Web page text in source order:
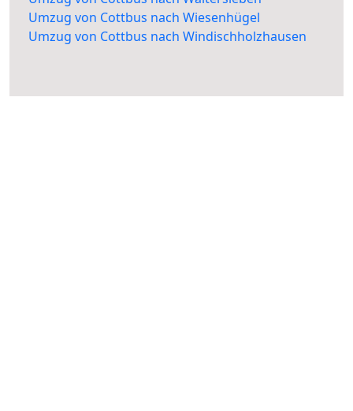
Umzug von Cottbus nach Wiesenhügel
Umzug von Cottbus nach Windischholzhausen